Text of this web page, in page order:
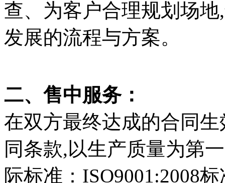
查、为客户合理规划场
发展的流程与方案。
二、售中服务：
在双方最终达成的合同
同条款,以生产质量为第
际标准：ISO9001:2008